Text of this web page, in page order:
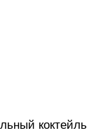
коктейль